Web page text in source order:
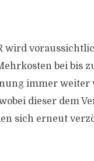
wird
bei bis
immer weiter
dieser dem
sich erneut